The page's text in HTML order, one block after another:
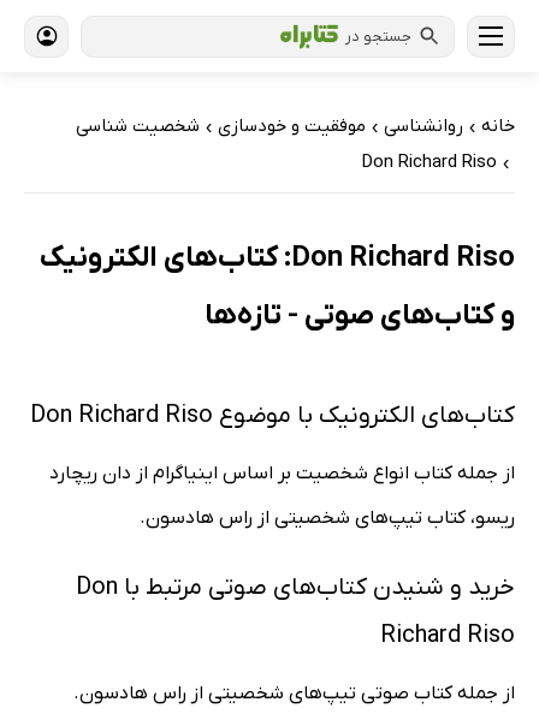
جستجو در
خانه › روانشناسی › موفقیت و خودسازی › شخصیت شناسی
›
Don Richard Riso
Don Richard Riso: کتاب‌های الکترونیک
و کتاب‌های صوتی - تازه‌ها
کتاب‌های الکترونیک با موضوع Don Richard Riso
از جمله کتاب انواع شخصیت بر اساس اینیاگرام از دان ریچارد
ریسو، کتاب تیپ‌های شخصیتی از راس هادسون.
خرید و شنیدن کتاب‌های صوتی مرتبط با Don
Richard Riso
از جمله کتاب صوتی تیپ‌های شخصیتی از راس هادسون.